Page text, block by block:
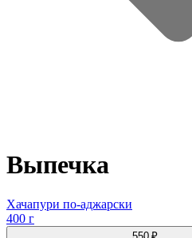
Выпечка
Хачапури по-аджарски
400 г